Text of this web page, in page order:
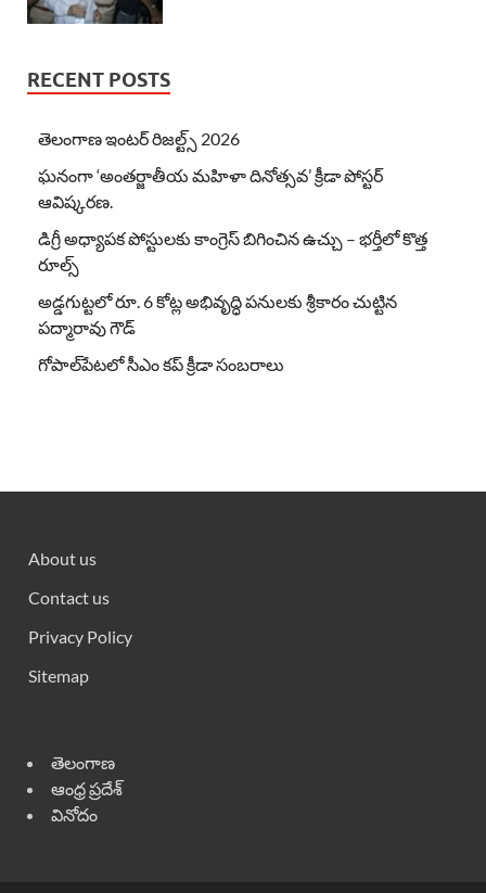
RECENT POSTS
తెలంగాణ ఇంటర్ రిజల్ట్స్ 2026
ఘనంగా ‘అంతర్జాతీయ మహిళా దినోత్సవ’ క్రీడా పోస్టర్
ఆవిష్కరణ.
డిగ్రీ అధ్యాపక పోస్టులకు కాంగ్రెస్ బిగించిన ఉచ్చు – భర్తీలో కొత్త
రూల్స్
అడ్డగుట్టలో రూ. 6 కోట్ల అభివృద్ధి పనులకు శ్రీకారం చుట్టిన
పద్మారావు గౌడ్
గోపాల్‌పేటలో సీఎం కప్ క్రీడా సంబరాలు
About us
Contact us
Privacy Policy
Sitemap
తెలంగాణ
ఆంధ్ర ప్రదేశ్
వినోదం